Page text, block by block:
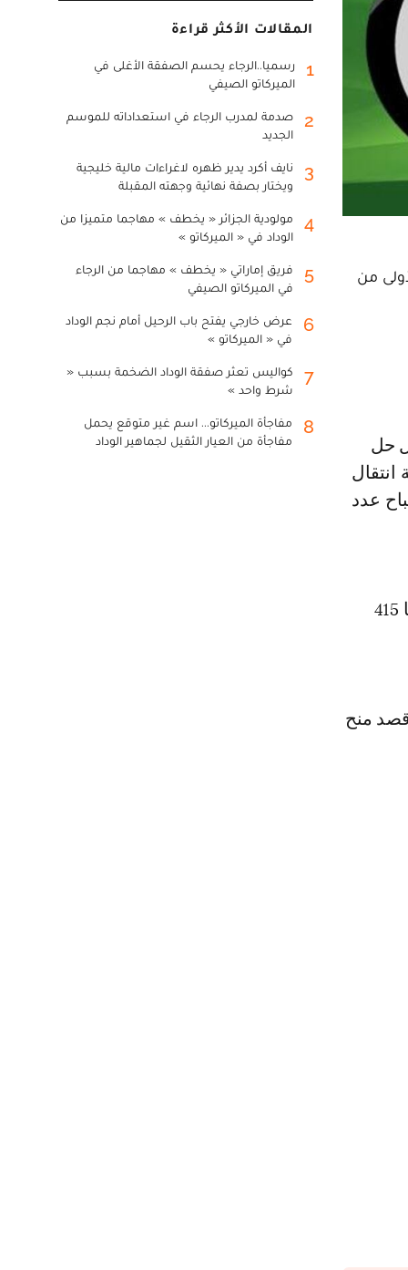
من
عدد
وانتقل موهوب في صفقة بلغت مليار و 700 مليون سنتيم نصيب الفتح منها 415
منح
المقالات الأكثر قراءة
1
رسميا..الرجاء يحسم الصفقة الأغلى في
الميركاتو الصيفي
2
صدمة لمدرب الرجاء في استعداداته للموسم
الجديد
3
نايف أكرد يدير ظهره لاغراءات مالية خليجية
ويختار بصفة نهائية وجهته المقبلة
4
مولودية الجزائر « يخطف » مهاجما متميزا من
الوداد في « الميركاتو »
5
فريق إماراتي « يخطف » مهاجما من الرجاء
في الميركاتو الصيفي
6
عرض خارجي يفتح باب الرحيل أمام نجم الوداد
في « الميركاتو »
7
كواليس تعثر صفقة الوداد الضخمة بسبب «
شرط واحد »
8
مفاجأة الميركاتو... اسم غير متوقع يحمل
مفاجأة من العيار الثقيل لجماهير الوداد